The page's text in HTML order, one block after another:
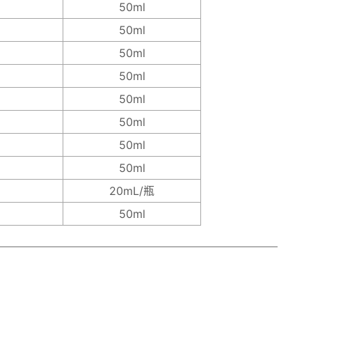
50ml
50ml
50ml
50ml
50ml
50ml
50ml
50ml
20mL/瓶
50ml